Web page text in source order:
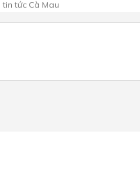
tin tức Cà Mau